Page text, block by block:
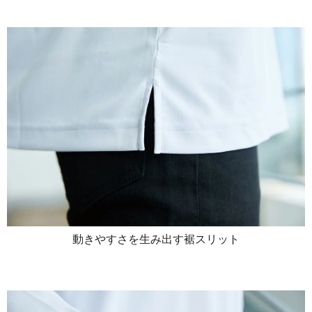
動きやすさを生み出す裾スリット